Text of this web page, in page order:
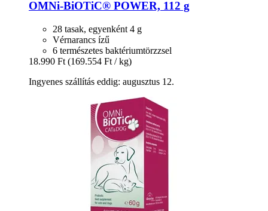
OMNi-BiOTiC® POWER, 112 g
28 tasak, egyenként 4 g
Vérnarancs ízű
6 természetes baktériumtörzzsel
18.990 Ft (169.554 Ft / kg)
Ingyenes szállítás eddig: augusztus 12.